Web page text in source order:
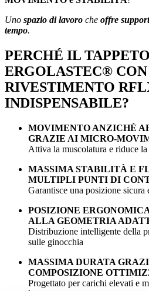
Uno spazio di lavoro che offre
tempo.
PERCHÉ IL TAPPETO
ERGOLASTEC® CON
RIVESTIMENTO
INDISPENSABILE?
MOVIMENTO ANZICHÉ
GRAZIE AI MICRO-
Attiva la muscolatura e riduce la
MASSIMA STABILITÀ E
MULTIPLI PUNTI DI
Garantisce una posizione sicura
POSIZIONE
ALLA GEOMETRIA
Distribuzione intelligente della
sulle ginocchia
MASSIMA DURATA
COMPOSIZIONE
Progettato per carichi elevati e